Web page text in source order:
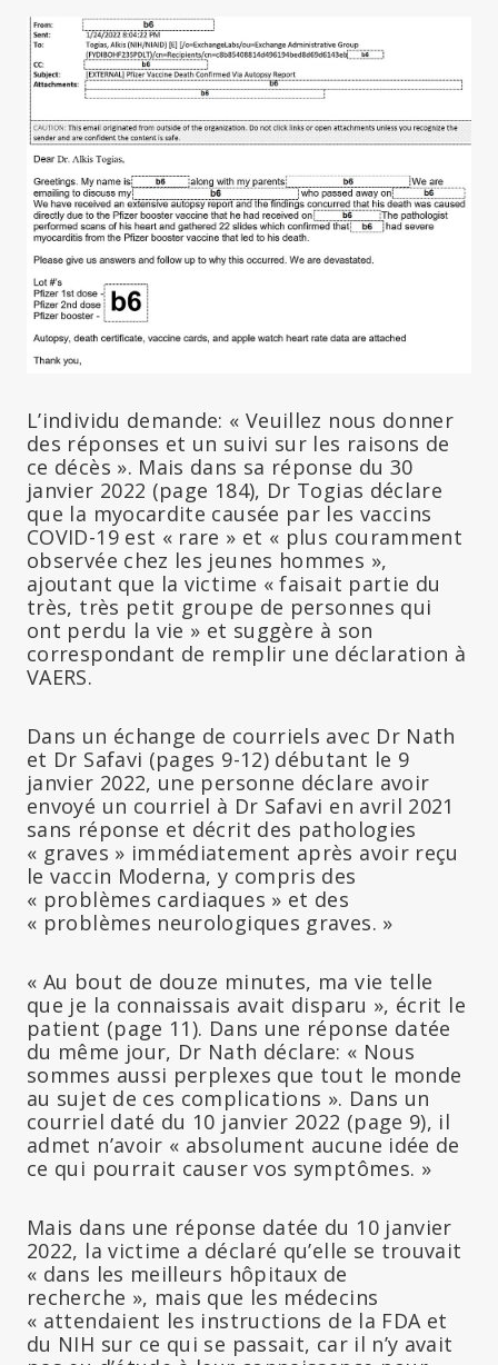
L’individu demande: « Veuillez nous donner
des réponses et un suivi sur les raisons de
ce décès ». Mais dans sa réponse du 30
janvier 2022 (page 184), Dr Togias déclare
que la myocardite causée par les vaccins
COVID-19 est « rare » et « plus couramment
observée chez les jeunes hommes »,
ajoutant que la victime « faisait partie du
très, très petit groupe de personnes qui
ont perdu la vie » et suggère à son
correspondant de remplir une déclaration à
VAERS.
Dans un échange de courriels avec Dr Nath
et Dr Safavi (pages 9-12) débutant le 9
janvier 2022, une personne déclare avoir
envoyé un courriel à Dr Safavi en avril 2021
sans réponse et décrit des pathologies
« graves » immédiatement après avoir reçu
le vaccin Moderna, y compris des
« problèmes cardiaques » et des
« problèmes neurologiques graves. »
« Au bout de douze minutes, ma vie telle
que je la connaissais avait disparu », écrit le
patient (page 11). Dans une réponse datée
du même jour, Dr Nath déclare: « Nous
sommes aussi perplexes que tout le monde
au sujet de ces complications ». Dans un
courriel daté du 10 janvier 2022 (page 9), il
admet n’avoir « absolument aucune idée de
ce qui pourrait causer vos symptômes. »
Mais dans une réponse datée du 10 janvier
2022, la victime a déclaré qu’elle se trouvait
« dans les meilleurs hôpitaux de
recherche », mais que les médecins
« attendaient les instructions de la FDA et
du NIH sur ce qui se passait, car il n’y avait